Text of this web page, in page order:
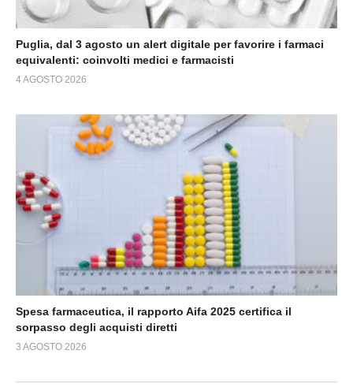
Puglia, dal 3 agosto un alert digitale per favorire i farmaci
equivalenti: coinvolti medici e farmacisti
4 AGOSTO 2026
Spesa farmaceutica, il rapporto Aifa 2025 certifica il
sorpasso degli acquisti diretti
3 AGOSTO 2026